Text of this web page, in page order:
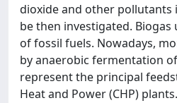
dioxide and other pollutants
be then investigated.
of fossil fuels. Nowadays,
by anaerobic fermentation
represent the principal
Heat and Power (CHP)